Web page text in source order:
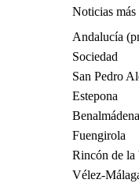
Noticias más
Andalucía
Sociedad
San Pedro
Estepona
Benalmádena
Fuengirola
Rincón de la
Vélez-